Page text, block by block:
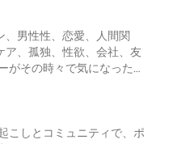
データエンジニア・BI
基盤の設計・構築他、
む。その後、コンサル
データ分析・活用、D
ジタル化・データ活用
ングを提供する。202
を活かしたい・ローカ
めるヒントが欲し
ベントは、ポッドキャ
してだけでなく、「関
る実践知 企画の立て
なスキルから、「なぜ
京都を拠点に働く方が交
す。 1泊の観光目的の利用
期滞在される方にも好評い
https://unknown.kyoto/ .
episode/751EzuNXjpgP2i5
A #163
クソだと思っている人の話
episode/1WgeglhRT5
yori_suna （インス
組公式コミュニティ http
、男性性、恋愛、人間関
ア、孤独、性欲、会社、友
がその時々で気になったテ
、2017〜2024年「恋
」(ニコ生→Podcast)を配信
こしとコミュニティで、ポ